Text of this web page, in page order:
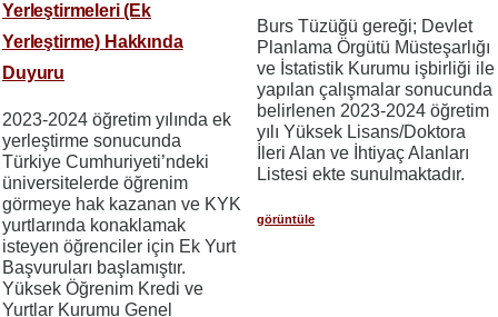
Yerleştirmeleri (Ek
Yerleştirme) Hakkında
Duyuru
2023-2024 öğretim yılında ek
yerleştirme sonucunda
Türkiye Cumhuriyeti’ndeki
üniversitelerde öğrenim
görmeye hak kazanan ve KYK
yurtlarında konaklamak
isteyen öğrenciler için Ek Yurt
Başvuruları başlamıştır.
Yüksek Öğrenim Kredi ve
Yurtlar Kurumu Genel
Burs Tüzüğü gereği; Devlet
Planlama Örgütü Müsteşarlığı
ve İstatistik Kurumu işbirliği ile
yapılan çalışmalar sonucunda
belirlenen 2023-2024 öğretim
yılı Yüksek Lisans/Doktora
İleri Alan ve İhtiyaç Alanları
Listesi ekte sunulmaktadır.
görüntüle